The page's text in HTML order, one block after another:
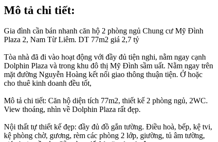
Mô tả chi tiết:
Gia đình cần bán nhanh căn hộ 2 phòng ngủ Chung cư Mỹ Đình
Plaza 2, Nam Từ Liêm. DT 77m2 giá 2,7 tỷ
Tòa nhà đã đi vào hoạt động với đầy đủ tiện nghi, nằm ngay cạnh
Dolphin Plaza và trong khu đô thị Mỹ Đình sầm uất. Nằm ngay trên
mặt đường Nguyễn Hoàng kết nối giao thông thuận tiện. Ở hoặc
cho thuê kinh doanh đều tốt,
Mô tả chi tiết: Căn hộ diện tích 77m2, thiết kế 2 phòng ngủ, 2WC.
View thoáng, nhìn về Dolphin Plaza rất đẹp.
Nội thất tự thiết kế đẹp: đầy đủ đồ gắn tường. Điều hoà, bếp, kệ tvi,
kệ phòng chờ, gương, rèm các phòng 2 lớp, giường, tủ âm tường,